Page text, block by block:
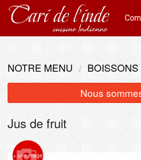
NOTRE MENU BOISSONS
Nous
Jus de fruit
+ une image